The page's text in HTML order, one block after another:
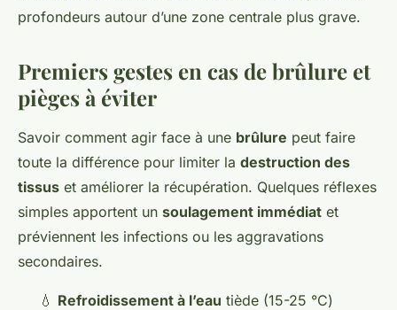
profondeurs autour d’une zone centrale plus grave.
Premiers gestes en cas de brûlure et
pièges à éviter
Savoir comment agir face à une brûlure peut faire
toute la différence pour limiter la destruction des
tissus et améliorer la récupération. Quelques réflexes
simples apportent un soulagement immédiat et
préviennent les infections ou les aggravations
secondaires.
💧 Refroidissement à l’eau tiède (15-25 °C)